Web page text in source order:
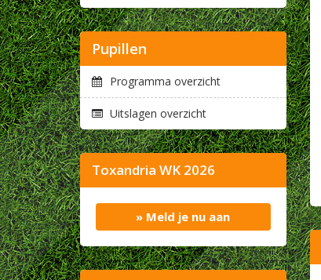
Lees meer
Pupillen
Programma overzicht
Uitslagen overzicht
Toxandria WK 2026
» Meld je nu aan